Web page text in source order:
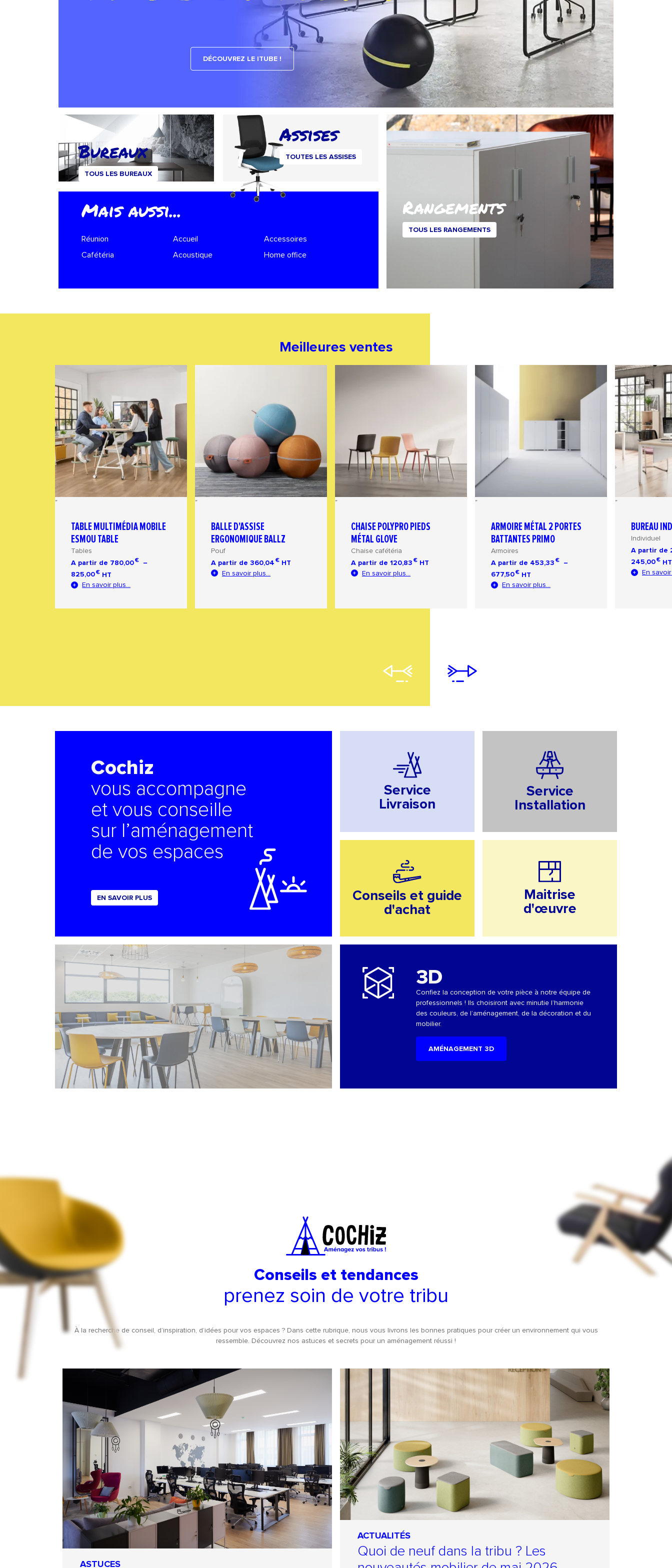
DÉCOUVREZ LE ITUBE !
Bureaux
TOUS LES BUREAUX
Assises
TOUTES LES ASSISES
Mais aussi...
Réunion Accueil
Accessoires
Cafétéria
Acoustique Home office
Rangements
TOUS LES RANGEMENTS
Meilleures ventes
Previous
TABLE MULTIMÉDIA MOBILE
ESMOU TABLE
Tables
A partir de 780,00€ –
825,00€Plage
de
HT
En savoir plus...
"
BALLE D'ASSISE
ERGONOMIQUE BALLZ
Pouf
A partir de 360,04€ HT
En savoir plus...
"
CHAISE POLYPRO PIEDS
MÉTAL GLOVE
Chaise cafétéria
A partir de 120,83€ HT
En savoir plus...
"
ARMOIRE MÉTAL 2 PORTES
BATTANTES PRIMO
Armoires
A partir de 453,33€ –
677,50€Plage
de
HT
En savoir plus...
"
BUREAU
Individuel
A partir de
245,00€
de
HT
En
"
Next
Cochiz
vous accompagne
et vous conseille
sur l’aménagement
de vos espaces
EN SAVOIR PLUS
Service
Livraison
Service
Installation
Conseils et guide
d'achat
Maitrise
d'œuvre
3D
Confiez la conception de votre pièce à notre équipe de
professionnels ! Ils choisiront avec minutie l’harmonie
des couleurs, de l’aménagement, de la décoration et du
mobilier.
AMÉNAGEMENT 3D
Conseils et tendances
prenez soin de votre tribu
À la recherche de conseil, d’inspiration, d’idées pour vos espaces ? Dans cette rubrique, nous vous livrons les bonnes pratiques pour créer un environnement qui vous
ressemble. Découvrez nos astuces et secrets pour un aménagement réussi !
ASTUCES
ACTUALITÉS
Quoi de neuf dans la tribu ? Les